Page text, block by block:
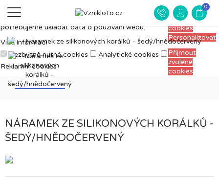
Měříme, ladíme a vylepšujeme, aby pro vás
prohlížení webu bylo co nejpříjemnější. Proto si
potřebujeme ukládat data o používání webu.
Více informací
Přijmout
všechny
cookies
Personalizovat
Nezbytně nutné cookies
Analytické cookies
Reklamní cookies
Přijmout
zvolené
cookies
0
NÁRAMEK ZE SILIKONOVÝCH KORÁLKŮ -
ŠEDÝ/HNĚDOČERVENÝ